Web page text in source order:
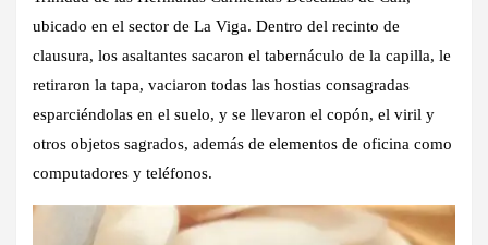
ubicado en el sector de La Viga. Dentro del recinto de
clausura, los asaltantes sacaron el tabernáculo de la capilla, le
retiraron la tapa, vaciaron todas las hostias consagradas
esparciéndolas en el suelo, y se llevaron el copón, el viril y
otros objetos sagrados, además de elementos de oficina como
computadores y teléfonos.